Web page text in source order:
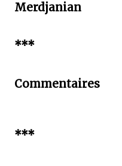
Merdjanian
***
Commentaires
***